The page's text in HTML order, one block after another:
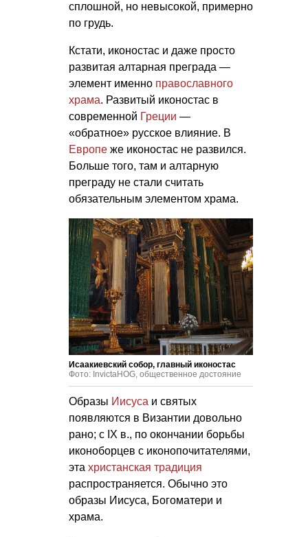
сплошной, но невысокой, примерно
по грудь.
Кстати, иконостас и даже просто
развитая алтарная преграда —
элемент именно православного
храма. Развитый иконостас в
современной Греции —
«обратное» русское влияние. В
Европе же иконостас не развился.
Больше того, там и алтарную
преграду не стали считать
обязательным элементом храма.
Исаакиевский собор, главный иконостас
Фото: InvictaHOG, общественное достояние
Образы Иисуса и святых
появляются в Византии довольно
рано; с IX в., по окончании борьбы
иконоборцев с иконопочитателями,
эта христанская традиция
распространяется. Обычно это
образы Иисуса, Богоматери и
храма.